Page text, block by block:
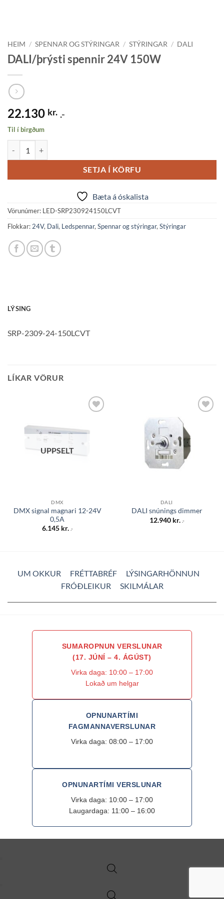
HEIM / SPENNAR OG STÝRINGAR / STÝRINGAR / DALI
DALI/þrýsti spennir 24V 150W
22.130 kr. .-
Til í birgðum
SETJA Í KÖRFU
Bæta á óskalista
Vörunúmer: LED-SRP230924150LCVT
Flokkar: 24V, Dali, Ledspennar, Spennar og stýringar, Stýringar
LÝSING
SRP-2309-24-150LCVT
LÍKAR VÖRUR
UPPSELT
DMX
DMX signal magnari 12-24V
0,5A
6.145 kr. .-
DALI
DALI snúnings dimmer
12.940 kr. .-
UM OKKUR FRÉTTABRÉF
LÝSINGARHÖNNUN
FRÓÐLEIKUR
SKILMÁLAR
SUMAROPNUN VERSLUNAR
(17. JÚNÍ – 4. ÁGÚST)
Virka daga: 10:00 – 17:00
Lokað um helgar
OPNUNARTÍMI
FAGMANNAVERSLUNAR
Virka daga: 08:00 – 17:00
OPNUNARTÍMI VERSLUNAR
Virka daga: 10:00 – 17:00
Laugardaga: 11:00 – 16:00